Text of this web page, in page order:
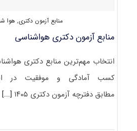
منابع آزمون دکتری, هوا
منابع آزمون دکتری هواشناسی
انتخاب مهم‌ترین منابع دکتری
کسب آمادگی و موفقیت در
مطابق دفترچه آزمون دکتری ۱۴۰۵
[...]